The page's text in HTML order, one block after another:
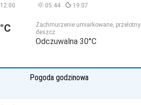
12:00 05:44 19:07
Zachmurzenie umiarkowane, przelotny
deszcz
Odczuwalna 30°C
Pogoda godzinowa